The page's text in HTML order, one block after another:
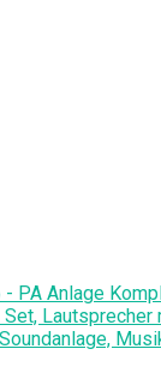
PA Anlage
Lautsprecher